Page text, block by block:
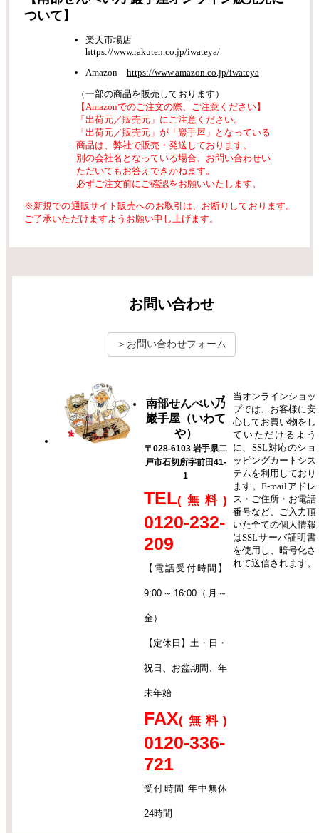
ついて】
楽天市場店
https://www.rakuten.co.jp/iwateya/
Amazon https://www.amazon.co.jp/iwateya
（一部の商品を販売しております）
【Amazonでのご注文の際、ご注意ください】
「出荷元／販売元」にご注意ください。
「出荷元／販売元」が「巖手屋」となっている
商品は、弊社で販売・発送しております。
別の会社名となっている場合、お問い合わせい
ただいてもお答えできかねます。
必ずご注文前にご確認をお願いいたします。
※新規での通販サイト販売へのお取引は、お断りしております。
ご了承いただけますようお願い申し上げます。
お問い合わせ
＞お問い合わせフォーム
南部せんべい乃
巖手屋（いわて
や）
〒028-6103 岩手県二
戸市石切所字前田41-
1
TEL(無料)
0120-232-
209
【電話受付時間】
9:00～16:00（月～
金）
【定休日】土・日・
祝日、お盆期間、年
末年始
FAX(無料)
0120-336-
721
受付時間 年中無休
24時間
当オンラインショッ
プでは、お客様に安
心してお買い物をし
ていただけるよう
に、SSL対応のショ
ッピングカートシス
テムを利用しており
ます。E-mailアドレ
ス・ご住所・お電話
番号など、ご入力頂
いた全ての個人情報
はSSLサーバ証明書
を使用し、暗号化さ
れて送信されます。